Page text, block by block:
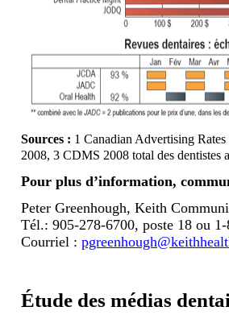
Sources : 1 Canadian Advertising
2008, 3 CDMS 2008 total des dentistes
Pour plus d’information,
Peter Greenhough, Keith
Tél.: 905-278-6700, poste 18 ou
Courriel :
Étude des médias